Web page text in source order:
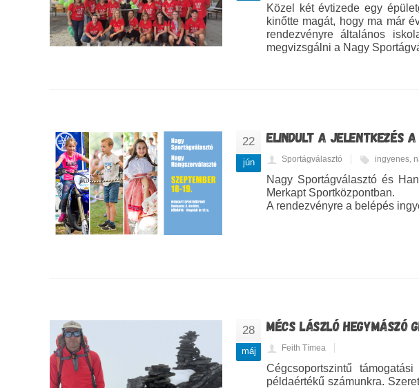
Közel két évtizede egy
kinőtte magát, hogy ma már
rendezvényre általános
megvizsgálni a Nagy
22
jún
ELINDULT A JELENTKEZÉS
Sportágválasztó ingyenes,
Nagy Sportágválasztó és
Merkapt Sportközpontban.
A rendezvényre a belépés
28
máj
MÉCS LÁSZLÓ HEGYMÁSZÓ
Feith Tímea
Cégcsoportszintű
példaértékű számunkra.